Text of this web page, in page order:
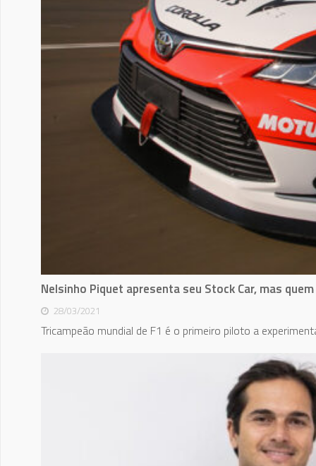
Nelsinho Piquet apresenta seu Stock Car, mas
28/03/2021
Tricampeão mundial de F1 é o primeiro piloto a